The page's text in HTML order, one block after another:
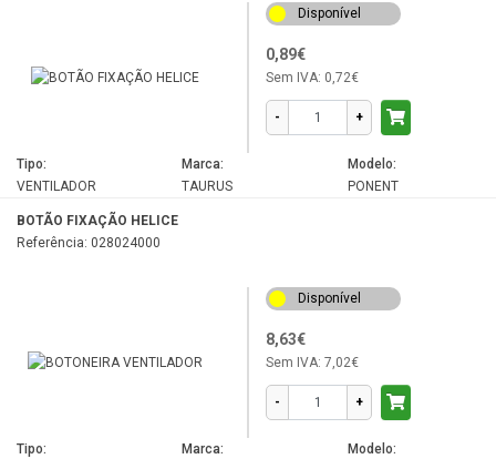
Tipo:
VENTILADOR
Marca:
TAURUS
Modelo:
PONENT
BOTÃO FIXAÇÃO HELICE
Referência: 028024000
Disponível
0,89€
Sem IVA: 0,72€
- +
Tipo:
Marca:
Modelo:
Disponível
8,63€
Sem IVA: 7,02€
- +